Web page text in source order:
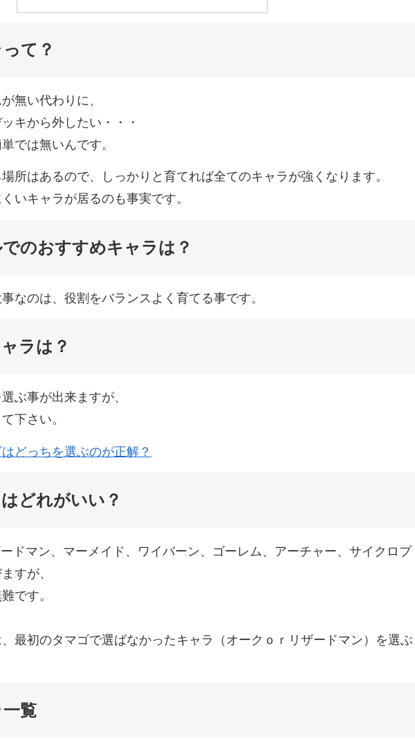
て？
無い代わりに、
キから外したい・・・
では無いんです。
所はあるので、しっかりと育てれば全てのキャラが強くなります。
いキャラが居るのも事実です。
のおすすめキャラは？
なのは、役割をバランスよく育てる事です。
ラは？
ぶ事が出来ますが、
下さい。
どっちを選ぶのが正解？
どれがいい？
ドマン、マーメイド、ワイバーン、ゴーレム、アーチャー、サイクロプ
すが、
です。
最初のタマゴで選ばなかったキャラ（オークｏｒリザードマン）を選ぶ
覧